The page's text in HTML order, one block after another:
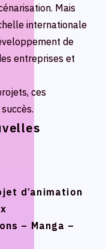
Mais
internationale
de
entreprises et
ces
d’animation
– Manga –
Mais
internationale
de
entreprises et
ces
d’animation
– Manga –